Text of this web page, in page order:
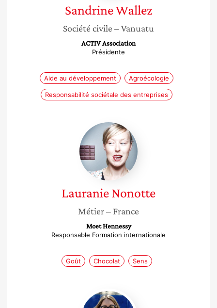
SandrineWallez
Société civile – Vanuatu
ACTIV Association
Présidente
Aide au développement Agroécologie
Responsabilité sociétale des entreprises
Lauranie
Nonotte
LauranieNonotte
Métier– France
Moet Hennessy
Responsable Formation internationale
Goût Chocolat Sens
Aurélie
Brayet